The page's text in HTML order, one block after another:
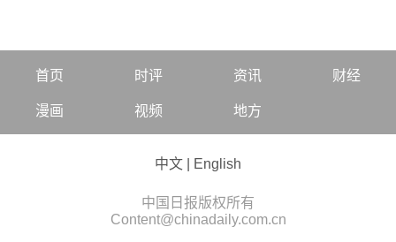
首页 时评 资讯 财经
漫画 视频 地方
中文 English
中国日报版权所有
Content@chinadaily.com.cn